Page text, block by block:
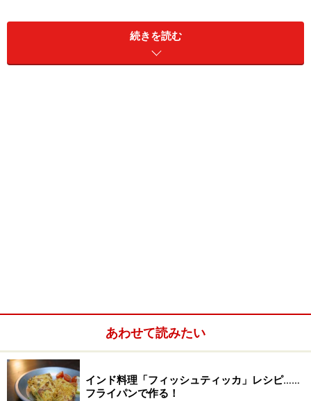
３．最後に塩・コショウを少々入れて味を調えて出来上
がりです。
【編集部おすすめの購入サイト】
Amazonで人気レシピの書籍をチェック！
続きを読む
あわせて読みたい
インド料理「フィッシュティッカ」レシピ……
フライパンで作る！